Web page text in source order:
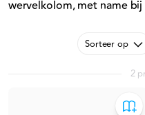
wervelkolom, met name
Sorteer op
2